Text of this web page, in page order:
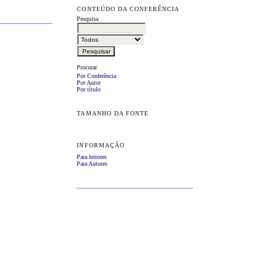
CONTEÚDO DA CONFERÊNCIA
Pesquisa
Procurar
Por Conferência
Por Autor
Por título
TAMANHO DA FONTE
INFORMAÇÃO
Para leitores
Para Autores